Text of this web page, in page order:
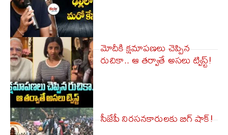
మోదీకి క్షమాపణలు చెప్పిన
రుచికా.. ఆ తర్వాతే అసలు ట్విస్ట్!
సీజేపీ నిర‌స‌న‌కారుల‌కు బిగ్‌ షాక్!